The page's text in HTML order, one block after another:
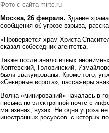
Фото с сайта mirtc.ru
Москва, 26 февраля. Здание
сообщения об угрозе взрыва,
«Проверяется храм Христа
сказал собеседник агентства.
Также после аналогичных
Коптевский, Головинский,
были эвакуированы. Кроме того,
«Северные ворота», пассажиры
Волна «минирований» началась в
письма по электронной почте с
магазинах, вузах. Ни одна угроза
иностранных ресурсов, с которых